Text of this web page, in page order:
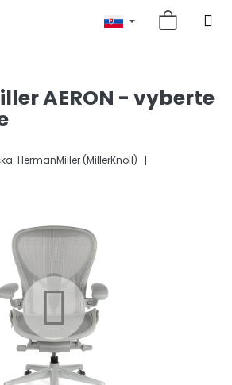
AERON - vyberte
HermanMiller (MillerKnoll)